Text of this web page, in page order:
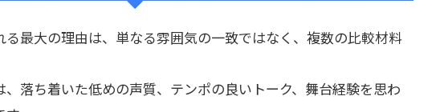
る最大の理由は、単なる雰囲気の一致ではなく、複数の比較材料
落ち着いた低めの声質、テンポの良いトーク、舞台経験を思わ